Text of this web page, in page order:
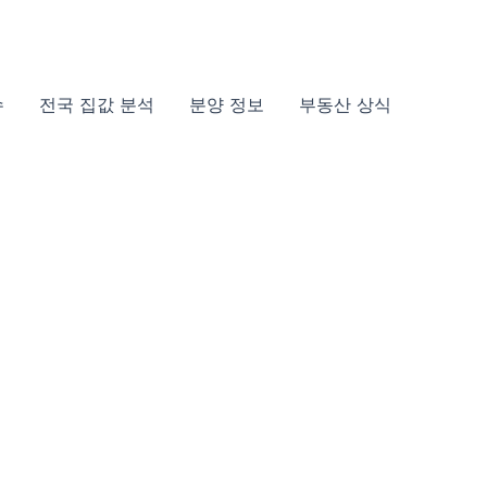
전국 집값 분석 분양 정보 부동산 상식